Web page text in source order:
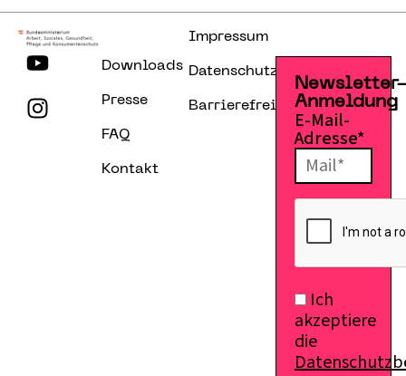
Downloads
Presse
FAQ
Kontakt
Impressum
Datenschutzerklärung
Barrierefreiheitserklärung
Anmeldung
E-Mail-
Adresse*
Ich
akzeptiere
die